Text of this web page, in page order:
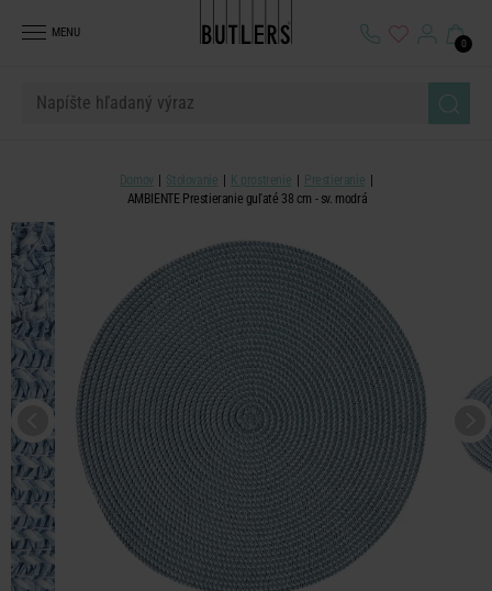
MENU
0
Domov Stolovanie K prostrenie
Prestieranie
AMBIENTE Prestieranie guľaté 38 cm - sv. modrá